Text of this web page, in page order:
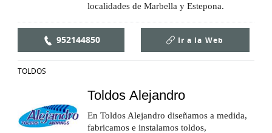
localidades de Marbella y Estepona.
952144850 Ir a la Web
TOLDOS
Toldos Alejandro
En Toldos Alejandro diseñamos a medida,
fabricamos e instalamos toldos,